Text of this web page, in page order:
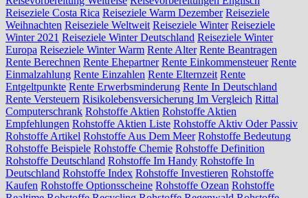
Reiseziele Costa Rica Reiseziele Warm Dezember Reiseziele
Weihnachten Reiseziele Weltweit Reiseziele Winter Reiseziele
Winter 2021 Reiseziele Winter Deutschland Reiseziele Winter
Europa Reiseziele Winter Warm Rente Alter Rente Beantragen
Rente Berechnen Rente Ehepartner Rente Einkommensteuer Rente
Einmalzahlung Rente Einzahlen Rente Elternzeit Rente
Entgeltpunkte Rente Erwerbsminderung Rente In Deutschland
Rente Versteuern Risikolebensversicherung Im Vergleich Rittal
Computerschrank Rohstoffe Aktien Rohstoffe Aktien
Empfehlungen Rohstoffe Aktien Liste Rohstoffe Aktiv Oder Passiv
Rohstoffe Artikel Rohstoffe Aus Dem Meer Rohstoffe Bedeutung
Rohstoffe Beispiele Rohstoffe Chemie Rohstoffe Definition
Rohstoffe Deutschland Rohstoffe Im Handy Rohstoffe In
Deutschland Rohstoffe Index Rohstoffe Investieren Rohstoffe
Kaufen Rohstoffe Optionsscheine Rohstoffe Ozean Rohstoffe